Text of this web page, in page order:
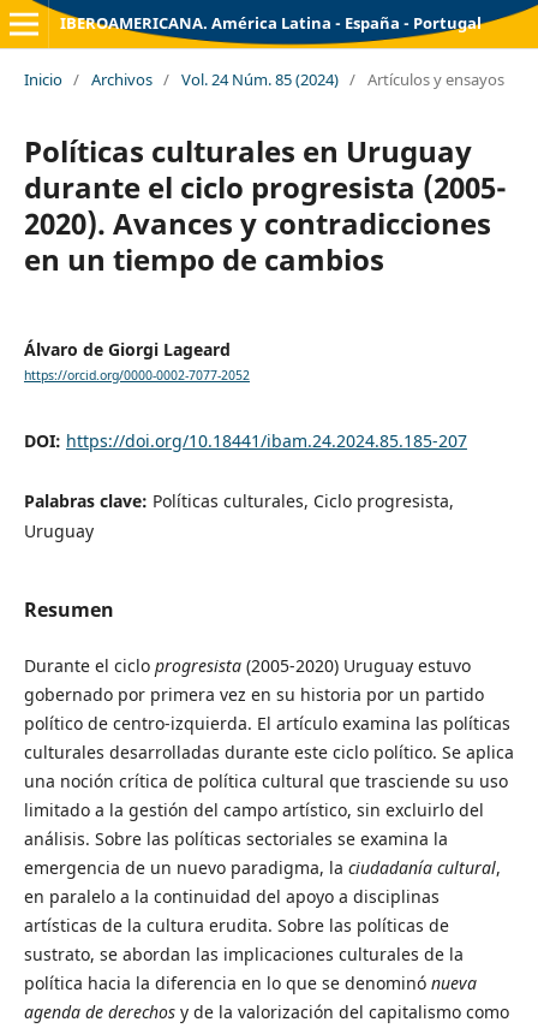
IBEROAMERICANA. América Latina - España - Portugal
Inicio / Archivos / Vol. 24 Núm. 85 (2024) / Artículos y ensayos
Políticas culturales en Uruguay
durante el ciclo progresista (2005-
2020). Avances y contradicciones
en un tiempo de cambios
Álvaro de Giorgi Lageard
https://orcid.org/0000-0002-7077-2052
DOI: https://doi.org/10.18441/ibam.24.2024.85.185-207
Palabras clave: Políticas culturales, Ciclo progresista,
Uruguay
Resumen
Durante el ciclo progresista(2005-2020) Uruguay estuvo
gobernado por primera vez en su historia por un partido
político de centro-izquierda. El artículo examina las políticas
culturales desarrolladas durante este ciclo político. Se aplica
una noción crítica de política cultural que trasciende su uso
limitado a la gestión del campo artístico, sin excluirlo del
análisis. Sobre las políticas sectoriales se examina la
emergencia de un nuevo paradigma, la ciudadanía cultural,
en paralelo a la continuidad del apoyo a disciplinas
artísticas de la cultura erudita. Sobre las políticas de
sustrato, se abordan las implicaciones culturales de la
política hacia la diferencia en lo que se denominó nueva
agenda de derechosy de la valorización del capitalismo como